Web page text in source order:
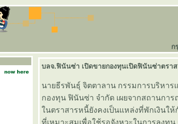
ก
บลจ.ฟินันซ่า เปิดขายกองทุนเปิดฟินันซ่าตราส
นายธีรพันธุ์ จิตตาลาน กรรมการบริหา
กองทุน ฟินันซ่า จำกัด เผยจากสถานกา
นตราสารหนี้ยังคงเป็นแหล่งที่พักเงินใ
ที่เหมาะสมเพื่อใช้รอจังหวะในการลงทุ